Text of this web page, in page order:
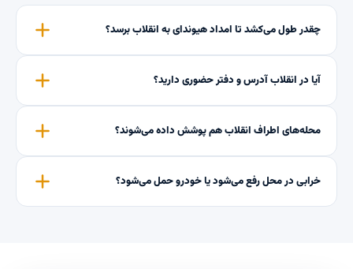
چقدر طول می‌کشد تا امداد هیوندای به انقلاب برسد؟
آیا در انقلاب آدرس و دفتر حضوری دارید؟
محله‌های اطراف انقلاب هم پوشش داده می‌شوند؟
خرابی در محل رفع می‌شود یا خودرو حمل می‌شود؟